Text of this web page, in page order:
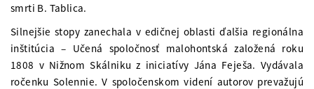
smrti B. Tablica.
Silnejšie stopy zanechala v edičnej oblasti ďalšia regionálna
inštitúcia – Učená spoločnosť malohontská založená roku
1808 v Nižnom Skálniku z iniciatívy Jána Feješa. Vydávala
ročenku Solennie. V spoločenskom videní autorov prevažujú